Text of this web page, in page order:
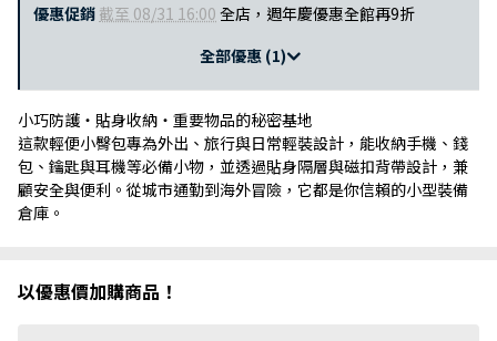
優惠促銷 截至 08/31 16:00 全店，週年慶優惠全館再9折
全部優惠 (1)
小巧防護・貼身收納・重要物品的秘密基地
這款輕便小臀包專為外出、旅行與日常輕裝設計，能收納手機、錢
包、鑰匙與耳機等必備小物，並透過貼身隔層與磁扣背帶設計，兼
顧安全與便利。從城市通勤到海外冒險，它都是你信賴的小型裝備
倉庫。
以優惠價加購商品！